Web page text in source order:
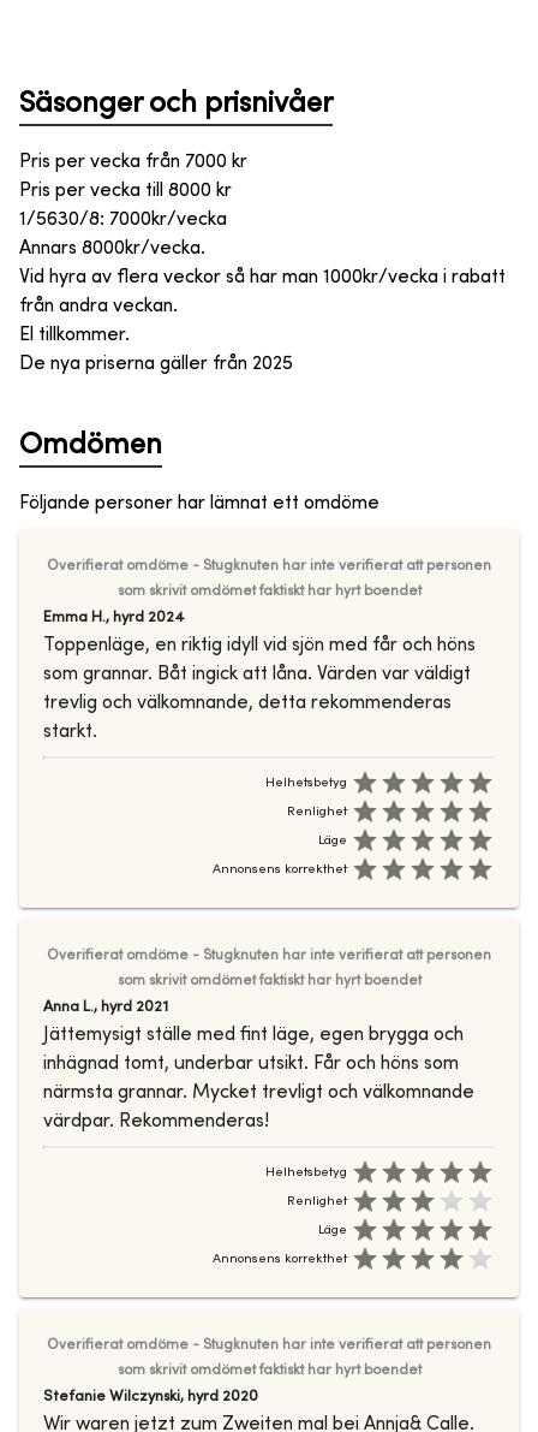
Säsonger och prisnivåer
Pris per vecka från 7000 kr
Pris per vecka till
8000 kr
1/5630/8: 7000kr/vecka
Annars 8000kr/vecka.
Vid hyra av flera veckor så har man 1000kr/vecka i rabatt
från andra veckan.
El tillkommer.
De nya priserna gäller från 2025
Omdömen
Följande personer har lämnat ett omdöme
Overifierat omdöme - Stugknuten har inte verifierat att personen
som skrivit omdömet faktiskt har hyrt boendet
Emma H., hyrd 2024
Toppenläge, en riktig idyll vid sjön med får och höns
som grannar. Båt ingick att låna. Värden var väldigt
trevlig och välkomnande, detta rekommenderas
starkt.
Helhetsbetyg
Renlighet
Läge
Annonsens korrekthet
Overifierat omdöme - Stugknuten har inte verifierat att personen
som skrivit omdömet faktiskt har hyrt boendet
Anna L., hyrd 2021
Jättemysigt ställe med fint läge, egen brygga och
inhägnad tomt, underbar utsikt. Får och höns som
närmsta grannar. Mycket trevligt och välkomnande
värdpar. Rekommenderas!
Helhetsbetyg
Renlighet
Läge
Annonsens korrekthet
Overifierat omdöme - Stugknuten har inte verifierat att personen
som skrivit omdömet faktiskt har hyrt boendet
Stefanie Wilczynski, hyrd 2020
Wir waren jetzt zum Zweiten mal bei Annja& Calle.